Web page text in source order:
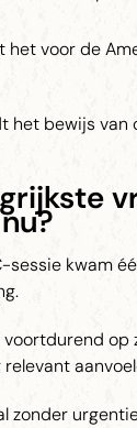
het voor de
het bewijs van
sessie kwam
op
zonder